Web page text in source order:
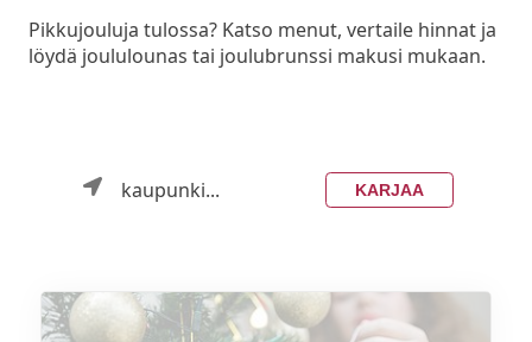
Pikkujouluja tulossa? Katso menut, vertaile hinnat ja
löydä joululounas tai joulubrunssi makusi mukaan.
kaupunki... KARJAA